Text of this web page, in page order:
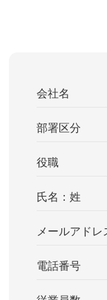
会社名
部署区分
役職
氏名：姓
メールアドレ
電話番号